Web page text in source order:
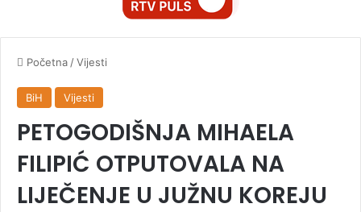
Početna /Vijesti
BiH Vijesti
PETOGODIŠNJA MIHAELA
FILIPIĆ OTPUTOVALA NA
LIJEČENJE U JUŽNU KOREJU